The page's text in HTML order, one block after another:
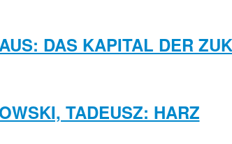
DAS KAPITAL DER
TADEUSZ: HARZ